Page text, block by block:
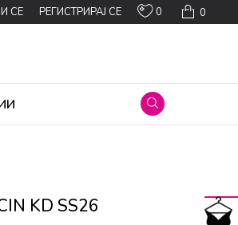
0
0
СЕ РЕГИСТРИРАЈ СЕ
KD SS26